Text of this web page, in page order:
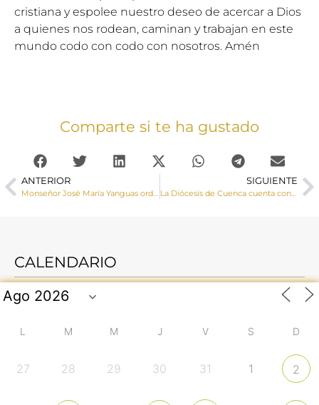
cristiana y espolee nuestro deseo de acercar a Dios
a quienes nos rodean, caminan y trabajan en este
mundo codo con codo con nosotros. Amén
Comparte si te ha gustado
ANTERIOR
Monseñor José María Yanguas ordenará como nuevos diáconos a los seminaristas Álvaro Rozalén y Ramón Andújar el 27 de junio en la Catedral
SIGUIENTE
La Diócesis de Cuenca cuenta con dos nuevos diáconos, Álvaro Rozalén Calonge y Ramón Andújar Grafulla (homilía, vídeo y galería de imágenes)
CALENDARIO
L M M J V S D
27 28 29 30 31 1 2